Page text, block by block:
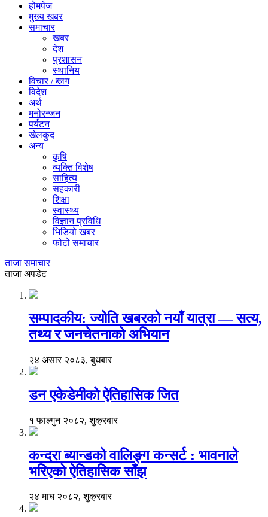
होमपेज
मुख्य खबर
समाचार
खबर
देश
प्रशासन
स्थानिय
विचार / ब्लग
विदेश
अर्थ
मनोरन्जन
पर्यटन
खेलकुद
अन्य
कृषि
व्यक्ति विशेष
साहित्य
सहकारी
शिक्षा
स्वास्थ्य
विज्ञान प्रविधि
भिडियो खबर
फोटो समाचार
ताजा समाचार
ताजा अपडेट
सम्पादकीय: ज्योति खबरको नयाँ यात्रा — सत्य,
तथ्य र जनचेतनाको अभियान
२४ असार २०८३, बुधबार
डन एकेडेमीको ऐतिहासिक जित
१ फाल्गुन २०८२, शुक्रबार
कन्दरा ब्यान्डको वालिङ्ग कन्सर्ट : भावनाले
भरिएको ऐतिहासिक साँझ
२४ माघ २०८२, शुक्रबार